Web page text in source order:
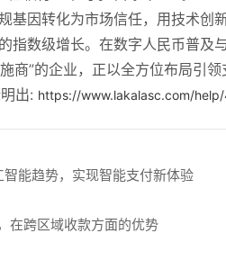
基因转化为市场信任，用技术创
指数级增长。在数字人民币普及
商”的企业，正以全方位布局引领
出: https://www.lakalasc.com/
能趋势，实现智能支付新体验
在跨区域收款方面的优势